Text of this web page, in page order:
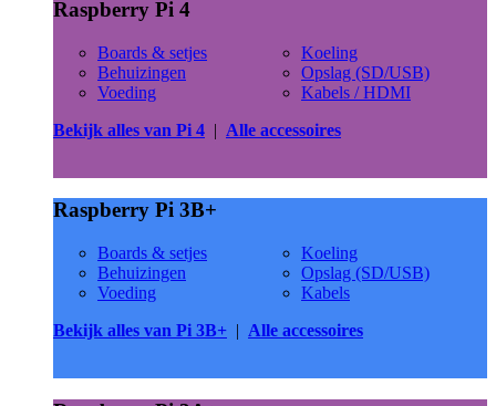
Raspberry Pi 4
Boards & setjes
Behuizingen
Voeding
Koeling
Opslag (SD/USB)
Kabels / HDMI
Bekijk alles van Pi 4 | Alle accessoires
Raspberry Pi 3B+
Boards & setjes
Behuizingen
Voeding
Koeling
Opslag (SD/USB)
Kabels
Bekijk alles van Pi 3B+ | Alle accessoires